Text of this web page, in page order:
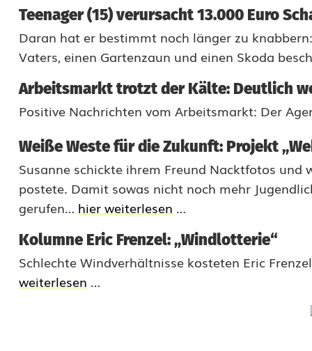
e
w
i
c
h
t
i
g
t
e
Teenager (15) verursacht 13.000 Euro
Daran hat er bestimmt noch länger zu
Vaters, einen Gartenzaun und einen Skoda
Arbeitsmarkt trotzt der Kälte: Deutlich
Positive Nachrichten vom Arbeitsmarkt: Der
Weiße Weste für die Zukunft: Projekt
Susanne schickte ihrem Freund Nacktfotos und
postete. Damit sowas nicht noch mehr
gerufen… hier weiterlesen …
Kolumne Eric Frenzel: „Windlotterie“
Schlechte Windverhältnisse kosteten Eric
weiterlesen …